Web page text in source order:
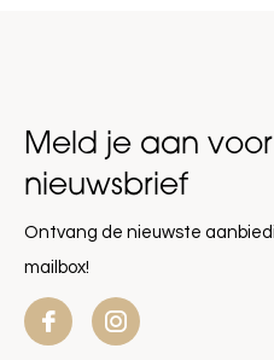
Meld je aan
nieuwsbrief
Ontvang de nieuwste
mailbox!